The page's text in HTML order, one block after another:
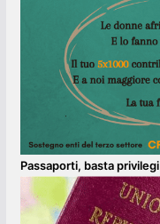
Passaporti, basta privilegi